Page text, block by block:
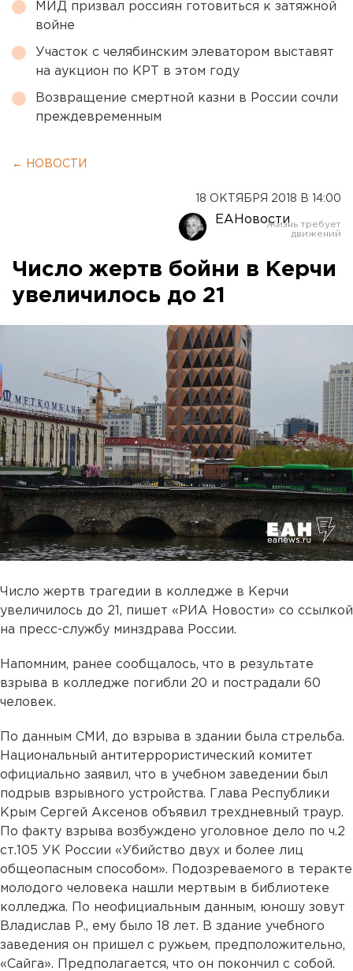
МИД призвал россиян готовиться к затяжной
войне
Участок с челябинским элеватором выставят
на аукцион по КРТ в этом году
Возвращение смертной казни в России сочли
преждевременным
← НОВОСТИ
18 ОКТЯБРЯ 2018 В 14:00
ЕАНовости
Число жертв бойни в Керчи
увеличилось до 21
Число жертв трагедии в колледже в Керчи
увеличилось до 21, пишет «РИА Новости» со ссылкой
на пресс-службу минздрава России.
Напомним, ранее сообщалось, что в результате
взрыва в колледже погибли 20 и пострадали 60
человек.
По данным СМИ, до взрыва в здании была стрельба.
Национальный антитеррористический комитет
официально заявил, что в учебном заведении был
подрыв взрывного устройства. Глава Республики
Крым Сергей Аксенов объявил трехдневный траур.
По факту взрыва возбуждено уголовное дело по ч.2
ст.105 УК России «Убийство двух и более лиц
общеопасным способом». Подозреваемого в теракте
молодого человека нашли мертвым в библиотеке
колледжа. По неофициальным данным, юношу зовут
Владислав Р., ему было 18 лет. В здание учебного
заведения он пришел с ружьем, предположительно,
«Сайга». Предполагается, что он покончил с собой.